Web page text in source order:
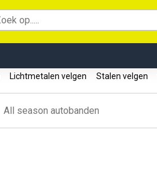
Lichtmetalen velgen Stalen velgen
All season autobanden